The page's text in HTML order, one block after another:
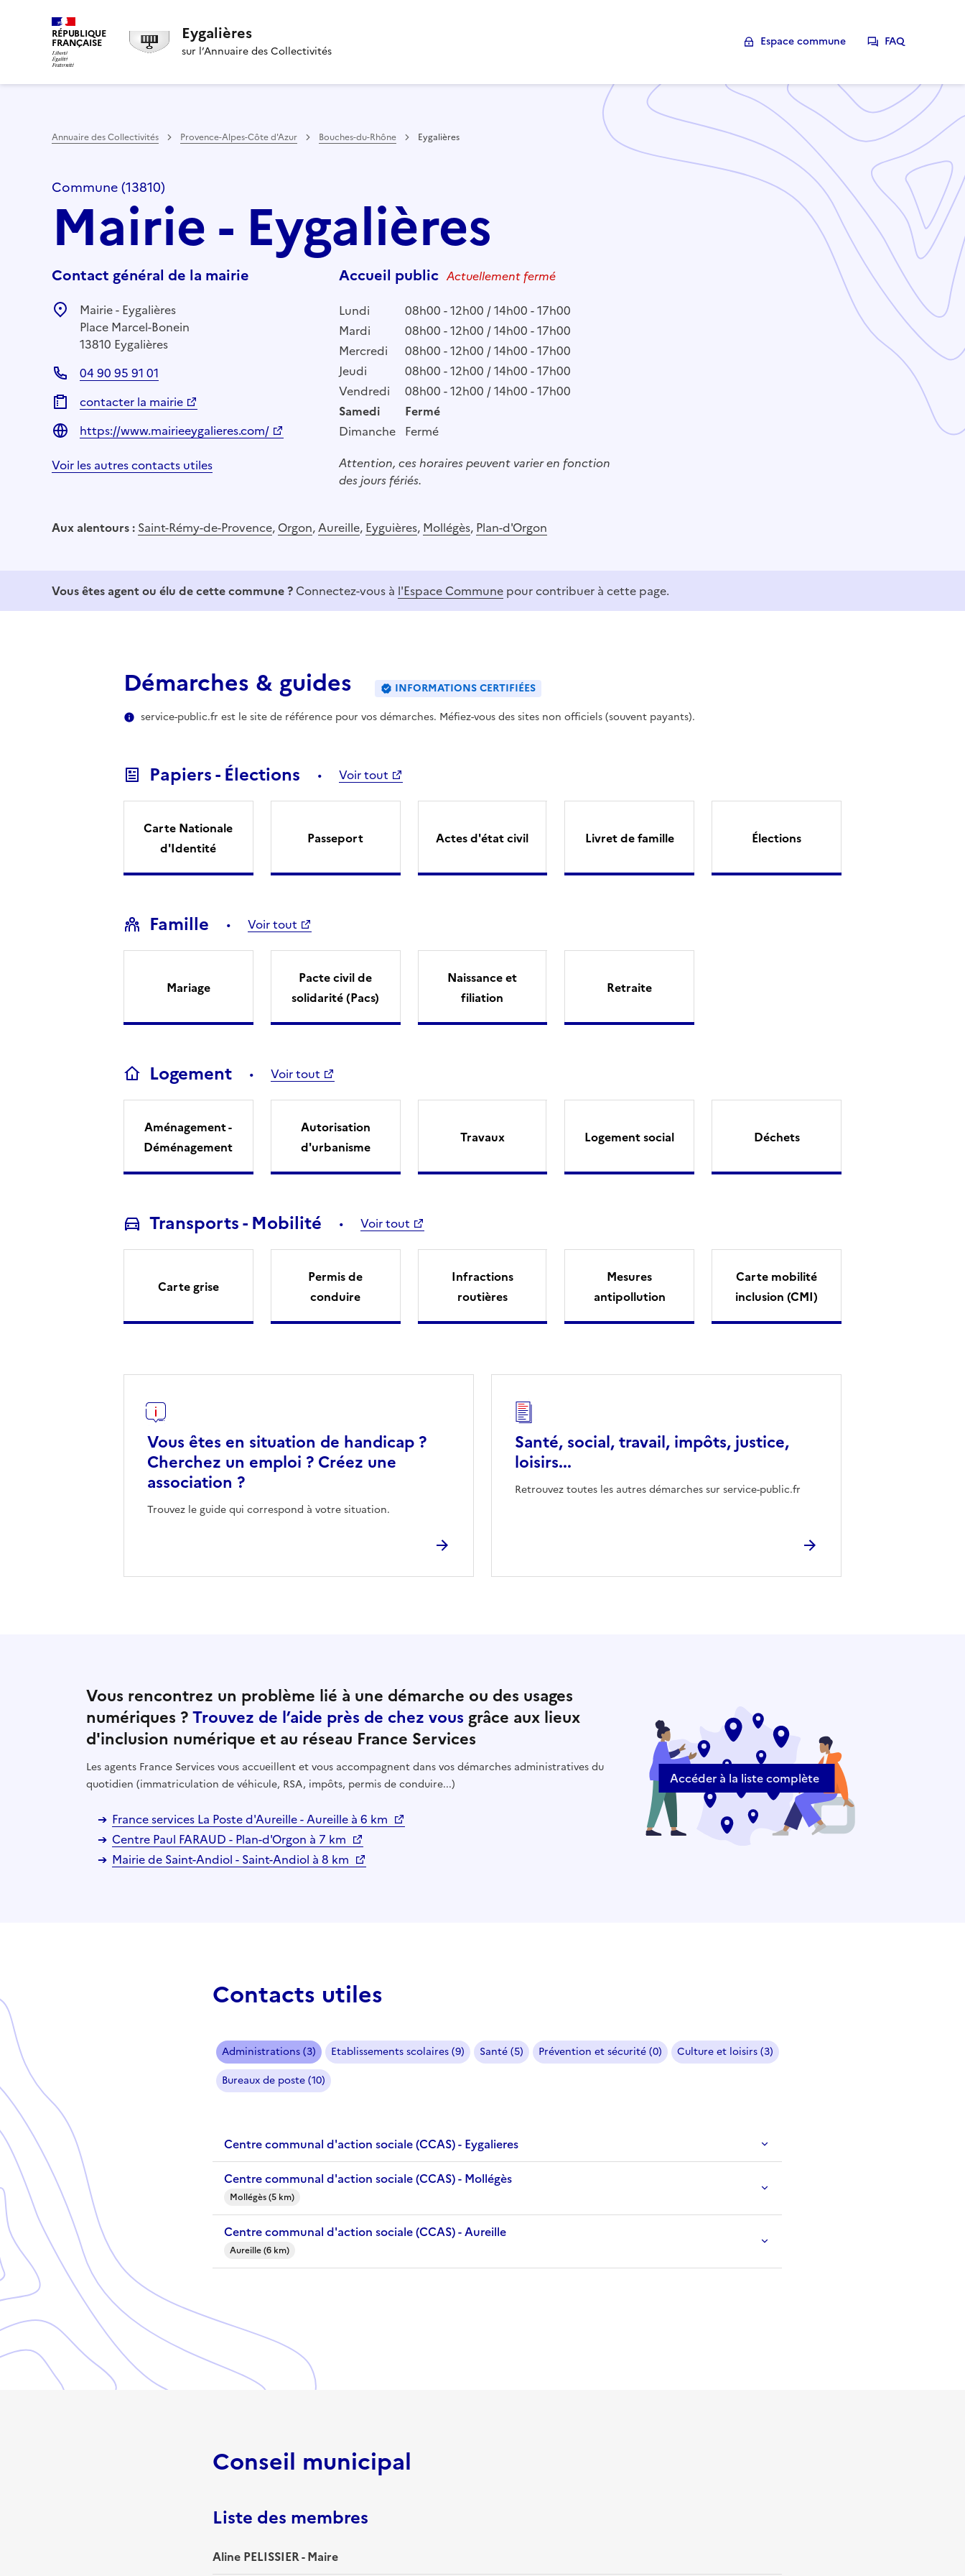
RÉPUBLIQUE
FRANÇAISE Eygalières
sur l’Annuaire des Collectivités
Espace commune FAQ
Annuaire des Collectivités Provence-Alpes-Côte d'Azur Bouches-du-Rhône Eygalières
Commune (13810)
Mairie - Eygalières
Contact général de la mairie
Mairie - Eygalières
Place Marcel-Bonein
13810 Eygalières
04 90 95 91 01
contacter la mairie
https://www.mairieeygalieres.com/
Voir les autres contacts utiles
Accueil public Actuellement fermé
Lundi
08h00 - 12h00 / 14h00 - 17h00
Mardi
08h00 - 12h00 / 14h00 - 17h00
Mercredi
08h00 - 12h00 / 14h00 - 17h00
Jeudi
08h00 - 12h00 / 14h00 - 17h00
Vendredi
08h00 - 12h00 / 14h00 - 17h00
Samedi
Fermé
Dimanche Fermé
Attention, ces horaires peuvent varier en fonction
des jours fériés.
Aux alentours : Saint-Rémy-de-Provence, Orgon,Aureille, Eyguières, Mollégès, Plan-d'Orgon
Vous êtes agent ou élu de cette commune ? Connectez-vous à l'Espace Commune pour contribuer à cette page.
Démarches & guides
INFORMATIONS CERTIFIÉES
service-public.fr est le site de référence pour vos démarches. Méfiez-vous des sites non officiels (souvent payants).
Papiers - Élections Voir tout
Carte Nationale
d'Identité
Passeport Actes d'état civil Livret de famille Élections
Famille Voir tout
Mariage
Pacte civil de
solidarité (Pacs)
Naissance et
filiation
Retraite
Logement Voir tout
Aménagement -
Déménagement
Autorisation
d'urbanisme
Travaux Logement social Déchets
Transports - Mobilité Voir tout
Carte grise
Permis de
conduire
Infractions
routières
Mesures
antipollution
Carte mobilité
inclusion (CMI)
Vous êtes en situation de handicap ?
Cherchez un emploi ? Créez une
association ?
Trouvez le guide qui correspond à votre situation.
Santé, social, travail, impôts, justice,
loisirs...
Retrouvez toutes les autres démarches sur service-public.fr
Vous rencontrez un problème lié à une démarche ou des usages
numériques ?Trouvez de l’aide près de chez vous grâce aux lieux
d'inclusion numérique et au réseau France Services
Les agents France Services vous accueillent et vous accompagnent dans vos démarches administratives du
quotidien (immatriculation de véhicule, RSA, impôts, permis de conduire...)
France services La Poste d'Aureille - Aureille à 6 km
Centre Paul FARAUD - Plan-d'Orgon à 7 km
Mairie de Saint-Andiol - Saint-Andiol à 8 km
Accéder à la liste complète
Contacts utiles
Administrations (3) Etablissements scolaires (9) Santé (5) Prévention et sécurité (0)
Culture et loisirs (3)
Bureaux de poste (10)
Centre communal d'action sociale (CCAS) - Eygalieres
Centre communal d'action sociale (CCAS) - Mollégès
Mollégès (5 km)
Centre communal d'action sociale (CCAS) - Aureille
Aureille (6 km)
Conseil municipal
Liste des membres
Aline PELISSIER - Maire